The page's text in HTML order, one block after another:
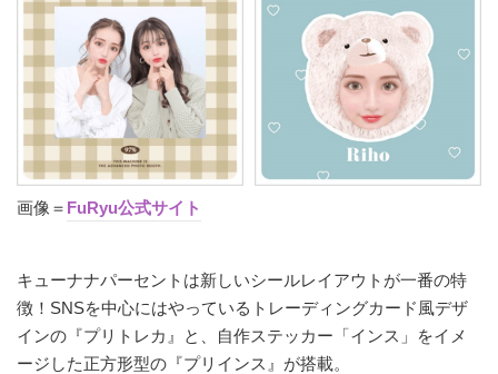
画像＝ FuRyu公式サイト
キューナナパーセントは新しいシールレイアウトが一番の特
徴！SNSを中心にはやっているトレーディングカード風デザ
インの『プリトレカ』と、自作ステッカー「インス」をイメ
ージした正方形型の『プリインス』が搭載。